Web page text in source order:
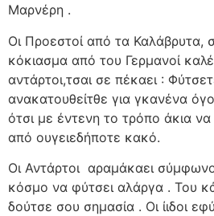
Μαρνέρη .
Οι Προεστοί από τα Καλάβρυτα,
κόκιασμα από του Γερμανοί
αντάρτοι,τσαι σε πέκαει :
ανακατουθείτθε για γκανένα
ότσι με έντενη το τρόπο άκια να
από ουγειεδήποτε κακό.
Οι Αντάρτοι αραμάκαει
κόσμο να φύτσει αλάργα . Του
δούτσε σου σημασία . Οι ίιδοι